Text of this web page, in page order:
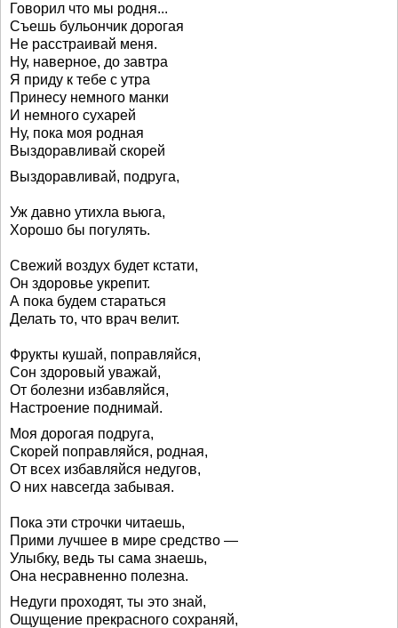
Говорил что мы родня...
Съешь бульончик дорогая
Не расстраивай меня.
Ну, наверное, до завтра
Я приду к тебе с утра
Принесу немного манки
И немного сухарей
Ну, пока моя родная
Выздоравливай скорей
Выздоравливай, подруга,
Уж давно утихла вьюга,
Хорошо бы погулять.
Свежий воздух будет кстати,
Он здоровье укрепит.
А пока будем стараться
Делать то, что врач велит.
Фрукты кушай, поправляйся,
Сон здоровый уважай,
От болезни избавляйся,
Настроение поднимай.
Моя дорогая подруга,
Скорей поправляйся, родная,
От всех избавляйся недугов,
О них навсегда забывая.
Пока эти строчки читаешь,
Прими лучшее в мире средство —
Улыбку, ведь ты сама знаешь,
Она несравненно полезна.
Недуги проходят, ты это знай,
Ощущение прекрасного сохраняй,